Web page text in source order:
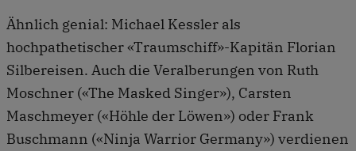
Ähnlich genial: Michael Kessler als
hochpathetischer «Traumschiff»-Kapitän Florian
Silbereisen. Auch die Veralberungen von Ruth
Moschner («The Masked Singer»), Carsten
Maschmeyer («Höhle der Löwen») oder Frank
Buschmann («Ninja Warrior Germany») verdienen